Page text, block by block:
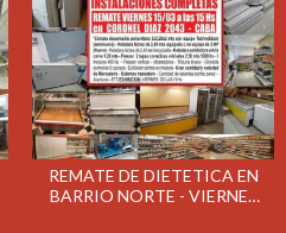
REMATE DE DIETETICA EN
BARRIO NORTE - VIERNES